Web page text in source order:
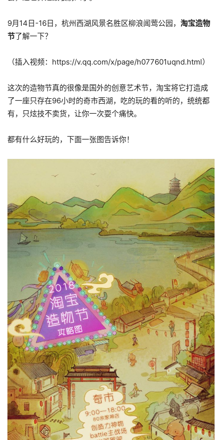
9月14日-16日，杭州西湖风景名胜区柳浪闻莺公园， 淘宝造物
节了解一下？
（插入视频：https://v.qq.com/x/page/h077601uqnd.html）
这次的造物节真的很像是国外的创意艺术节，淘宝将它打造成
了一座只存在96小时的奇市西湖，吃的玩的看的听的，统统都
有，只炫技不卖货，让你一次耍个痛快。
都有什么好玩的，下面一张图告诉你！